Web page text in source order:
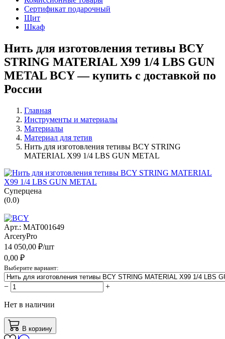
Сертификат подарочный
Щит
Шкаф
Нить для изготовления тетивы BCY
STRING MATERIAL X99 1/4 LBS GUN
METAL BCY — купить с доставкой по
России
Главная
Инструменты и материалы
Материалы
Материал для тетив
Нить для изготовления тетивы BCY STRING
MATERIAL X99 1/4 LBS GUN METAL
Суперцена
(0.0)
Арт.: MAT001649
ArceryPro
14 050,00 ₽/шт
0,00 ₽
Выберите вариант:
− +
Нет в наличии
В корзину